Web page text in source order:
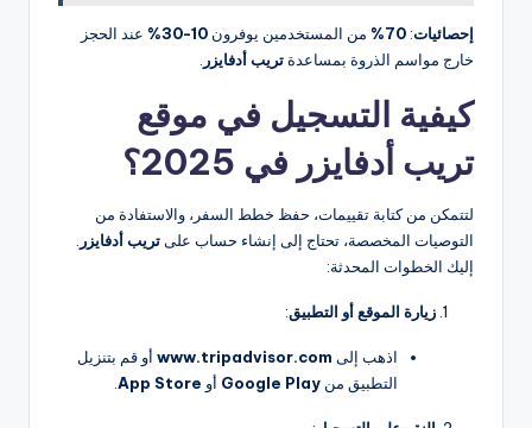
إحصائيات:
70% من المستخدمين يوفرون 10-30%
عند الحجز
خارج مواسم الذروة بمساعدة تريب أدفايزر .
كيفية التسجيل في موقع
تريب أدفايزر في 2025؟
لتتمكن من كتابة تقييمات، حفظ خطط السفر، والاستفادة من
التوصيات المخصصة، تحتاج إلى إنشاء حساب علىتريب أدفايزر .
إليك الخطوات المحدثة:
زيارة الموقع أو التطبيق:
اذهب إلى www.tripadvisor.com أو قم بتنزيل
التطبيق من Google Play أو App Store
.